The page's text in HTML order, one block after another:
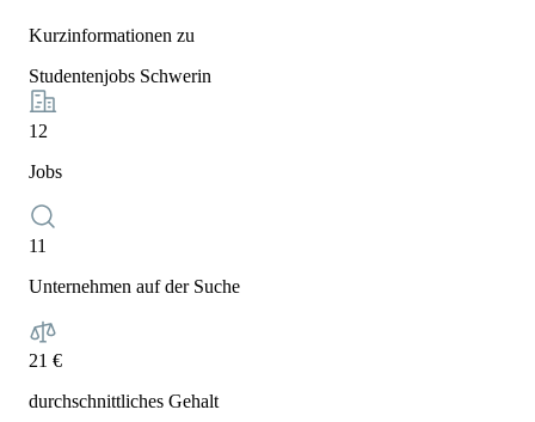
Kurzinformationen zu
Studentenjobs Schwerin
12
Jobs
11
Unternehmen auf der Suche
21 €
durchschnittliches Gehalt